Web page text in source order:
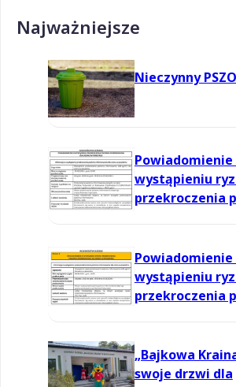
Najważniejsze
Nieczynny
Powiadomienie
wystąpieniu
przekroczenia
Powiadomienie
wystąpieniu
przekroczenia
„Bajkowa
swoje drzwi dla